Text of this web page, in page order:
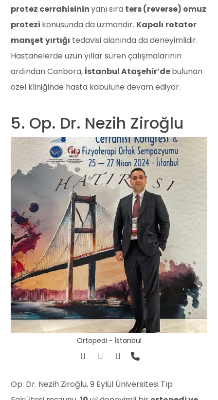
protez cerrahisininyanı sıra ters (reverse) omuz
protezi konusunda da uzmandır. Kapalı rotator
manşet yırtığı tedavisi alanında da deneyimlidir.
Hastanelerde uzun yıllar süren çalışmalarının
ardından Canbora, İstanbul Ataşehir’debulunan
özel kliniğinde hasta kabulüne devam ediyor.
5. Op. Dr. Nezih Ziroğlu
Ortopedi - İstanbul
Op. Dr. Nezih Ziroğlu, 9 Eylül Üniversitesi Tıp